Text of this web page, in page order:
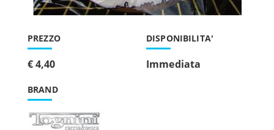
PREZZO
€ 4,40
BRAND
DISPONIBILITA'
Immediata